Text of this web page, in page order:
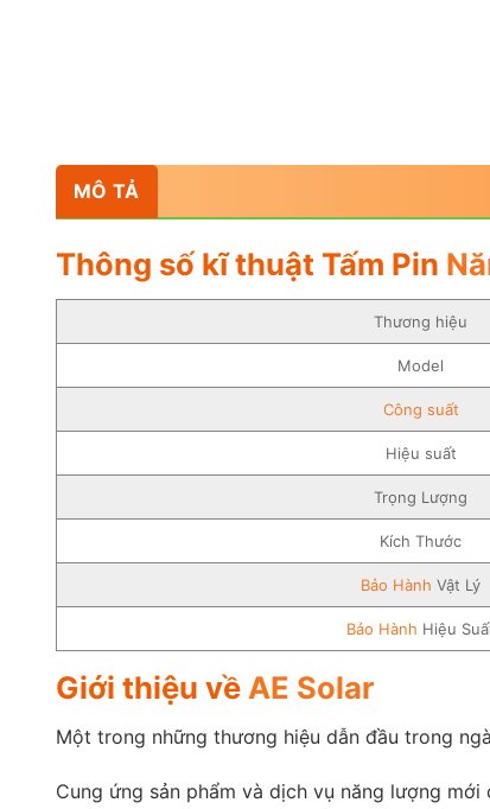
MÔ TẢ
Thông số kĩ thuật Tấm Pin
Thương hiệu
Model
Công suất
Hiệu suất
Trọng Lượng
Kích Thước
Bảo Hành Vật Lý
Bảo Hành Hiệu
Giới thiệu vềAE Solar
Một trong những thương hiệu dẫn đầu trong
Cung ứng sản phẩm và dịch vụ năng lượng